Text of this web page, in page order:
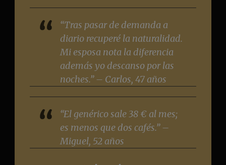
“Tras pasar de demanda a
diario recuperé la naturalidad.
Mi esposa nota la diferencia
además yo descanso por las
noches.” – Carlos, 47 años
“El genérico sale 38 € al mes;
es menos que dos cafés.” –
Miguel, 52 años